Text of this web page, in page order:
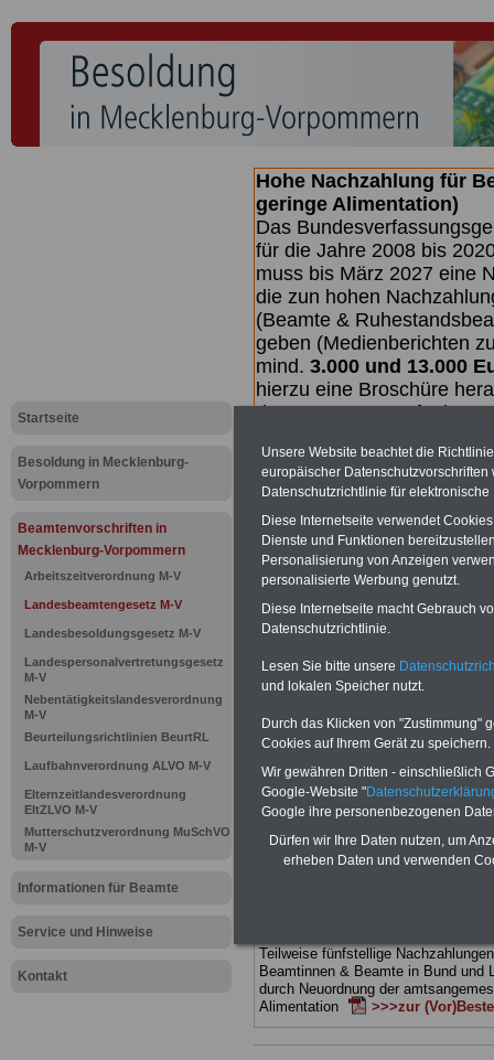
Startseite
Besoldung in Mecklenburg-
Vorpommern
Beamtenvorschriften in
Mecklenburg-Vorpommern
Arbeitszeitverordnung M-V
Landesbeamtengesetz M-V
Landesbesoldungsgesetz M-V
Landespersonalvertretungsgesetz
M-V
Nebentätigkeitslandesverordnung
M-V
Beurteilungsrichtlinien BeurtRL
Laufbahnverordnung ALVO M-V
Elternzeitlandesverordnung
EltZLVO M-V
Mutterschutzverordnung MuSchVO
M-V
Informationen für Beamte
Service und Hinweise
Kontakt
Hohe Nachzahlung für
geringe Alimentation)
Das
für die Jahre 2008 bis
muss bis März 2027 eine
die zun hohen
(Beamte &
geben (Medienberichten
mind. 3.000 und 13.000
hierzu eine Broschüre
des Gesetzentwurfs der
Broschüre.
10
auf
BEHÖRDEN-ABOmit drei
25,00 Euro: Wissenswertes für
und Beamte,
(Bund/Länder) sowie Beihilferecht in
Ländern. Alle drei Ratgeber sind
gegliedert und erläutern auch
Sachverhalte verständlich geregelt
geeigenet für Beschäftigte
Tarifkräfte) von Mecklenburg-
Teilweise fünfstellige
Beamtinnen & Beamte in Bund und
durch Neuordnung der
Alimentation
>>>zur
Unsere Website beachtet die
europäischer
Datenschutzrichtlinie für
Diese Internetseite verwendet
Dienste und Funktionen
Personalisierung von Anzeigen
personalisierte Werbung genutzt.
Diese Internetseite macht Gebrauch
Datenschutzrichtlinie.
Lesen Sie bitte unsere
und lokalen Speicher nutzt.
Durch das Klicken von "Zustimmung"
Cookies auf Ihrem Gerät zu speichern.
Wir gewähren Dritten - einschließlich
Google-Website "
Google ihre personenbezogenen
Dürfen wir Ihre Daten nutzen, um
erheben Daten und verwenden